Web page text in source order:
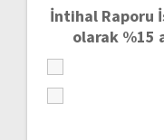
İntihal Raporu
olarak %15